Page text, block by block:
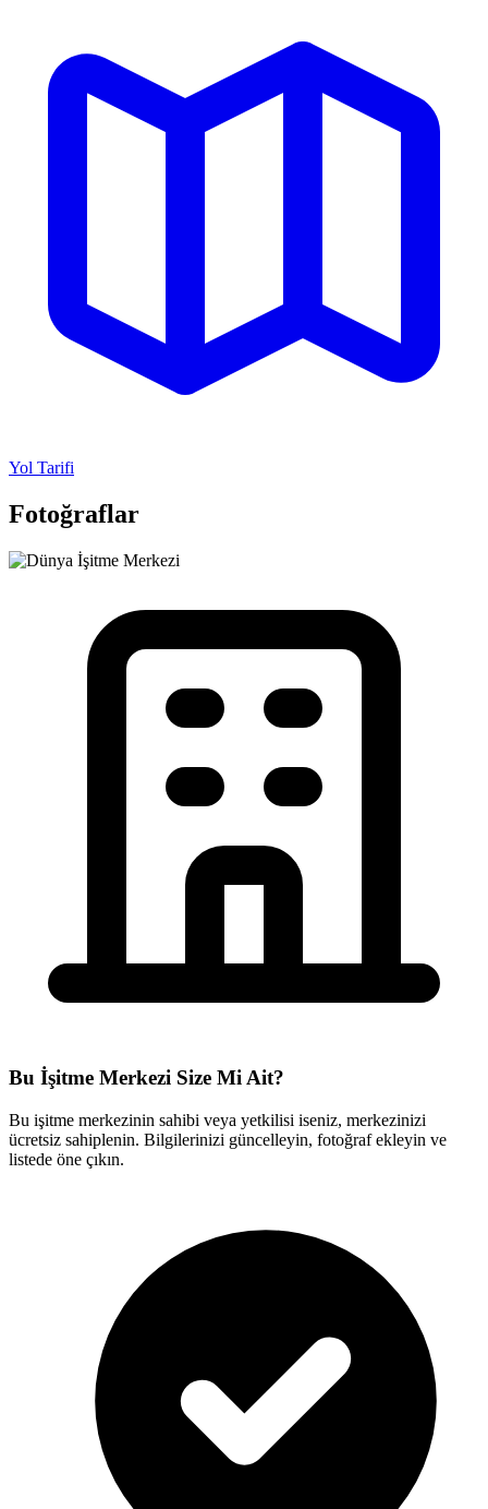
Yol Tarifi
Fotoğraflar
Bu İşitme Merkezi Size Mi Ait?
Bu işitme merkezinin sahibi veya yetkilisi iseniz, merkezinizi
ücretsiz sahiplenin. Bilgilerinizi güncelleyin, fotoğraf ekleyin ve
listede öne çıkın.